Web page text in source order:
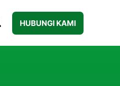
HUBUNGI KAMI